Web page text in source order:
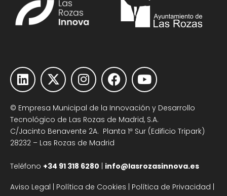
© Empresa Municipal de la Innovación y Desarrollo
Tecnológico de Las Rozas de Madrid, S.A.
C/Jacinto Benavente 2A. Planta 1ª Sur (Edificio Tripark)
28232 – Las Rozas de Madrid
Teléfono +34 91 318 6280 | info@lasrozasinnova.es
Aviso Legal | Política de Cookies | Política de Privacidad |